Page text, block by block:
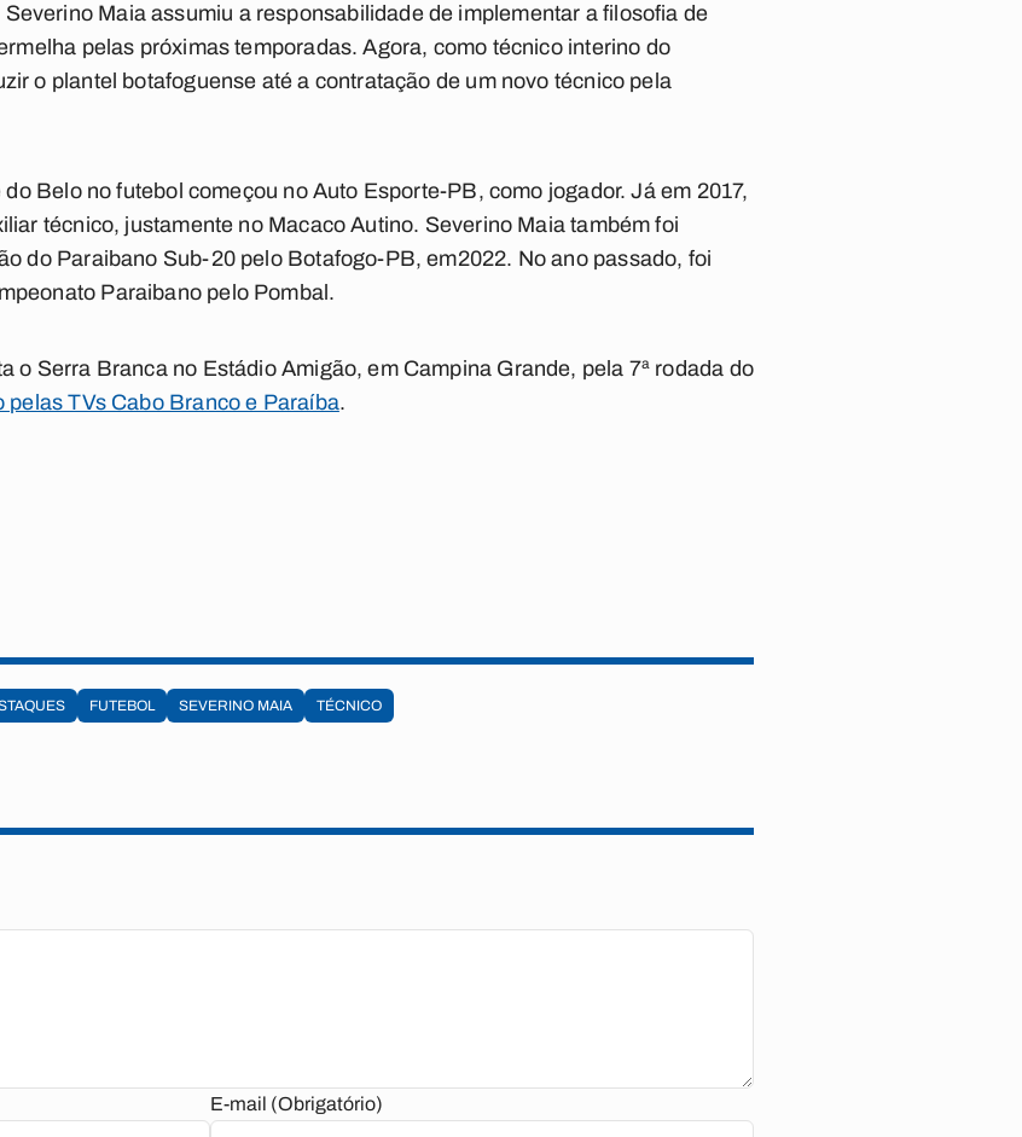
Maia assumiu a responsabilidade de implementar a filosofia de
pelas próximas temporadas. Agora, como técnico interino do
o plantel botafoguense até a contratação de um novo técnico pela
Belo no futebol começou no Auto Esporte-PB, como jogador. Já em 2017,
técnico, justamente no Macaco Autino. Severino Maia também foi
do Paraibano Sub-20 pelo Botafogo-PB, em2022. No ano passado, foi
Paraibano pelo Pombal.
o Serra Branca no Estádio Amigão, em Campina Grande, pela 7ª rodada do
pelas TVs Cabo Branco e Paraíba.
FUTEBOL SEVERINO MAIA TÉCNICO
E-mail (Obrigatório)